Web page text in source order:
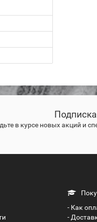
в курсе новых акций и
- Как
-